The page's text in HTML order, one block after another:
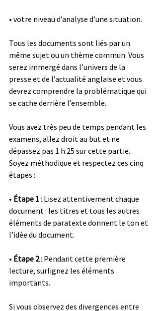
• votre niveau d’analyse d’une situation.
Tous les documents sont liés par un
même sujet ou un thème commun. Vous
serez immergé dans l’univers de la
presse et de l’actualité anglaise et vous
devrez comprendre la problématique qui
se cache derrière l’ensemble.
Vous avez très peu de temps pendant les
examens, allez droit au but et ne
dépassez pas 1 h 25 sur cette partie.
Soyez méthodique et respectez ces cinq
étapes :
• Étape 1 : Lisez attentivement chaque
document : les titres et tous les autres
éléments de paratexte donnent le ton et
l’idée du document.
• Étape 2 : Pendant cette première
lecture, surlignez les éléments
importants.
Si vous observez des divergences entre